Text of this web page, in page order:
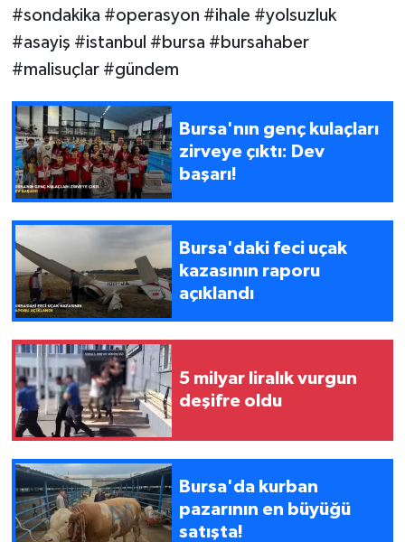
#sondakika #operasyon #ihale #yolsuzluk
#asayiş #istanbul #bursa #bursahaber
#malisuçlar #gündem
Bursa'nın genç kulaçları
zirveye çıktı: Dev
başarı!
Bursa'daki feci uçak
kazasının raporu
açıklandı
5 milyar liralık vurgun
deşifre oldu
Bursa'da kurban
pazarının en büyüğü
satışta!